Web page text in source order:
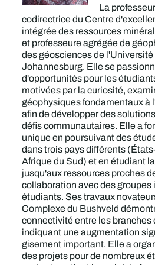
La
codirectrice du Centre
intégrée des ressources
et professeure agrégée de
des géosciences de
Johannesburg. Elle se
d'opportunités pour les
motivées par la curiosité,
géophysiques fondamentaux à
afin de développer des
défis communautaires. Elle a
unique en poursuivant des
dans trois pays différents
Afrique du Sud) et en étudiant
jusqu'aux ressources proches
collaboration avec des
étudiants. Ses travaux
Complexe du Bushveld
connectivité entre les branches
indiquant une augmentation
gisement important. Elle a
des projets pour de nombreux